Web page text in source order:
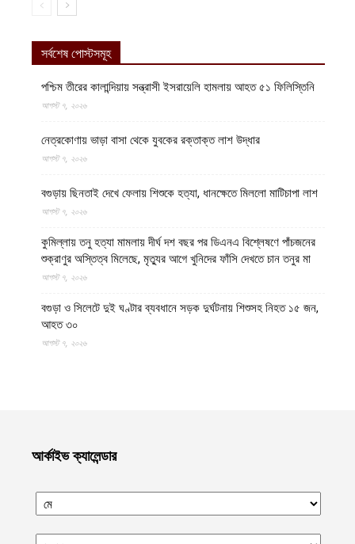
সর্বশেষ পোস্টসমূহ
পশ্চিম তীরের কালান্দিয়ায় সন্ত্রাসী ইসরায়েলি হামলায় আহত ৫১ ফিলিস্তিনি
আগস্ট ৭, ২০২৬
নেত্রকোণায় ভাড়া বাসা থেকে যুবকের রক্তাক্ত লাশ উদ্ধার
আগস্ট ৭, ২০২৬
বগুড়ায় ছিনতাই দেখে ফেলায় শিশুকে হত্যা, ধানক্ষেতে মিললো মাটিচাপা লাশ
আগস্ট ৭, ২০২৬
কুমিল্লায় তনু হত্যা মামলায় দীর্ঘ দশ বছর পর ডিএনএ বিশ্লেষণে পাঁচজনের
শুক্রাণুর অস্তিত্ব মিলেছে, মৃত্যুর আগে খুনিদের ফাঁসি দেখতে চান তনুর মা
আগস্ট ৭, ২০২৬
বগুড়া ও সিলেটে দুই ঘণ্টার ব্যবধানে সড়ক দুর্ঘটনায় শিশুসহ নিহত ১৫ জন,
আহত ৩০
আগস্ট ৭, ২০২৬
আগস্ট ৭, ২০২৬
আল ফিরদাউস বুলেটিন || ১ম সপ্তাহ, আগস্ট ২০২৬ ||
আগস্ট ৭, ২০২৬
আর্কাইভ ক্যালেন্ডার